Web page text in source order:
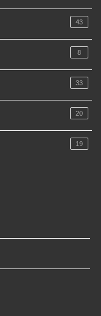
43
8
33
20
19